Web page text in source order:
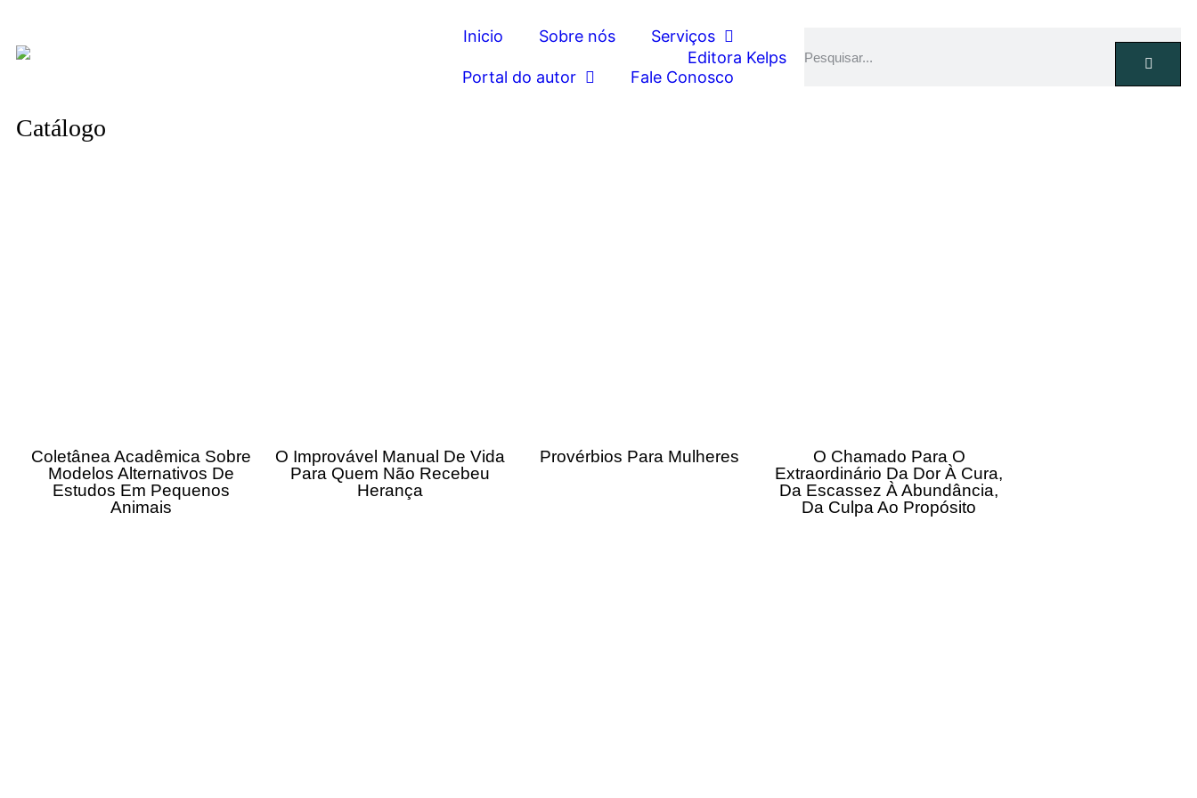
Inicio Sobre nós Serviços
Portal do autor Fale Conosco
Catálogo
Coletânea Acadêmica Sobre
Modelos Alternativos De
Estudos Em Pequenos
Animais
O Improvável Manual De Vida
Para Quem Não Recebeu
Herança
Provérbios Para Mulheres
O Chamado Para O
Extraordinário Da Dor À Cura,
Da Escassez À Abundância,
Da Culpa Ao Propósito